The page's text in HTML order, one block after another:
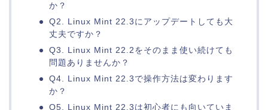
か？
Q2. Linux Mint 22.3にアップデートしても大
丈夫ですか？
Q3. Linux Mint 22.2をそのまま使い続けても
問題ありませんか？
Q4. Linux Mint 22.3で操作方法は変わります
か？
Q5. Linux Mint 22.3は初心者にも向いていま